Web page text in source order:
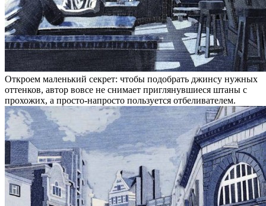
Откроем маленький секрет: чтобы подобрать джинсу нужных
оттенков, автор вовсе не снимает приглянувшиеся штаны с
прохожих, а просто-напросто пользуется отбеливателем.